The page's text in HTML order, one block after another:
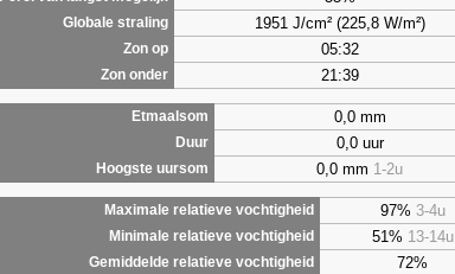
Globale straling 1951 J/cm² (225,8 W/m²)
Zon op 05:32
Zon onder 21:39
Etmaalsom
0,0 mm
Duur 0,0 uur
Hoogste uursom 0,0 mm 1-2u
Maximale relatieve vochtigheid
97% 3-4u
Minimale relatieve vochtigheid 51% 13-14u
Gemiddelde relatieve vochtigheid 72%